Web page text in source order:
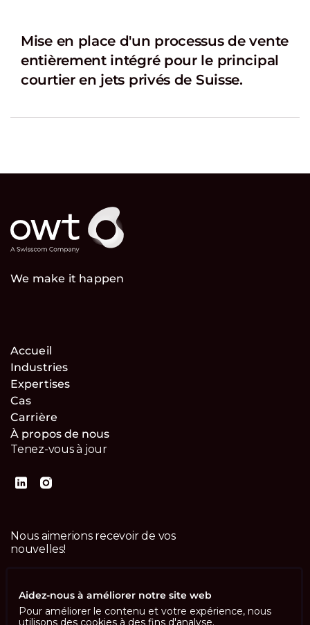
Mise en place d'un processus de vente
entièrement intégré pour le principal
courtier en jets privés de Suisse.
We make it happen
Accueil
Industries
Expertises
Cas
Carrière
À propos de nous
Tenez-vous à jour
Nous aimerions recevoir de vos
nouvelles!
Aidez-nous à améliorer notre site web
Pour améliorer le contenu et votre expérience, nous
utilisons des cookies à des fins d'analyse.